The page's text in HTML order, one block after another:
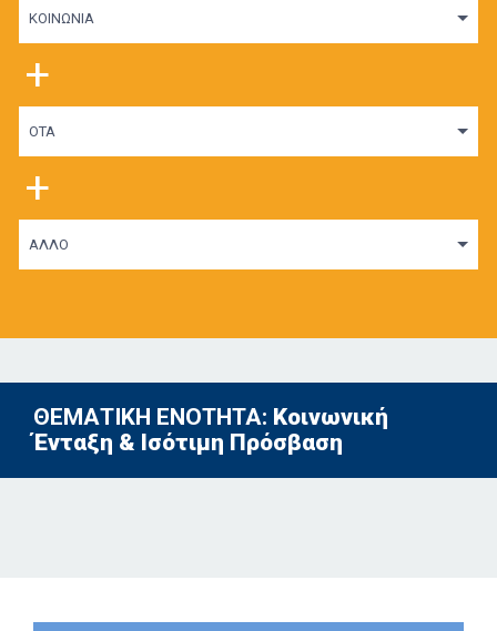
ΚΟΙΝΩΝΙΑ
+
ΟΤΑ
+
ΑΛΛΟ
ΘΕΜΑΤΙΚΗ ΕΝΟΤΗΤΑ: Κοινωνική
Ένταξη & Ισότιμη Πρόσβαση